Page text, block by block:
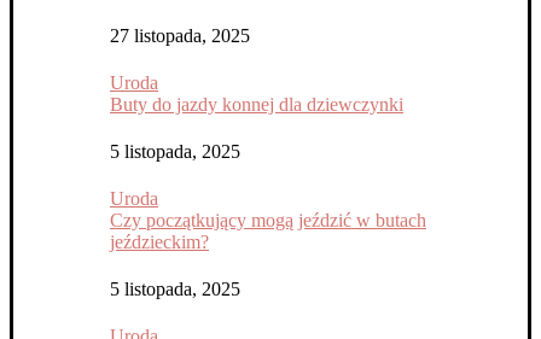
27 listopada, 2025
Uroda
Buty do jazdy konnej dla dziewczynki
5 listopada, 2025
Uroda
Czy początkujący mogą jeździć w butach
jeździeckim?
5 listopada, 2025